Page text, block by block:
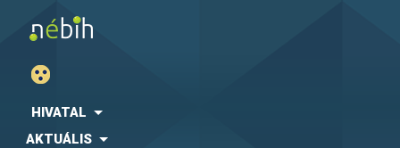
HIVATAL
AKTUÁLIS